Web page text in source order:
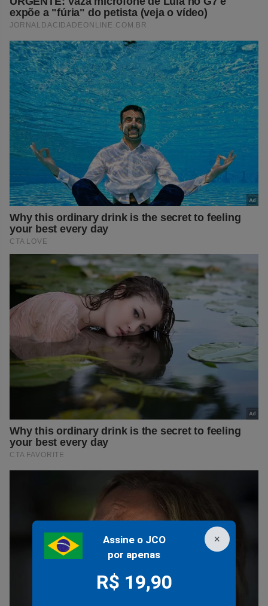
×
Assine o JCO
por apenas
R$ 19,90